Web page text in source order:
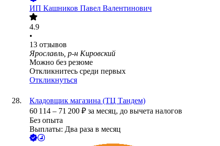
ИП Кашников Павел Валентинович
4.9
•
13 отзывов
Ярославль, р-н Кировский
Можно без резюме
Откликнитесь среди первых
Откликнуться
Кладовщик магазина (ТЦ Тандем)
60 114 – 71 200 ₽ за месяц, до вычета налогов
Без опыта
Выплаты: Два раза в месяц